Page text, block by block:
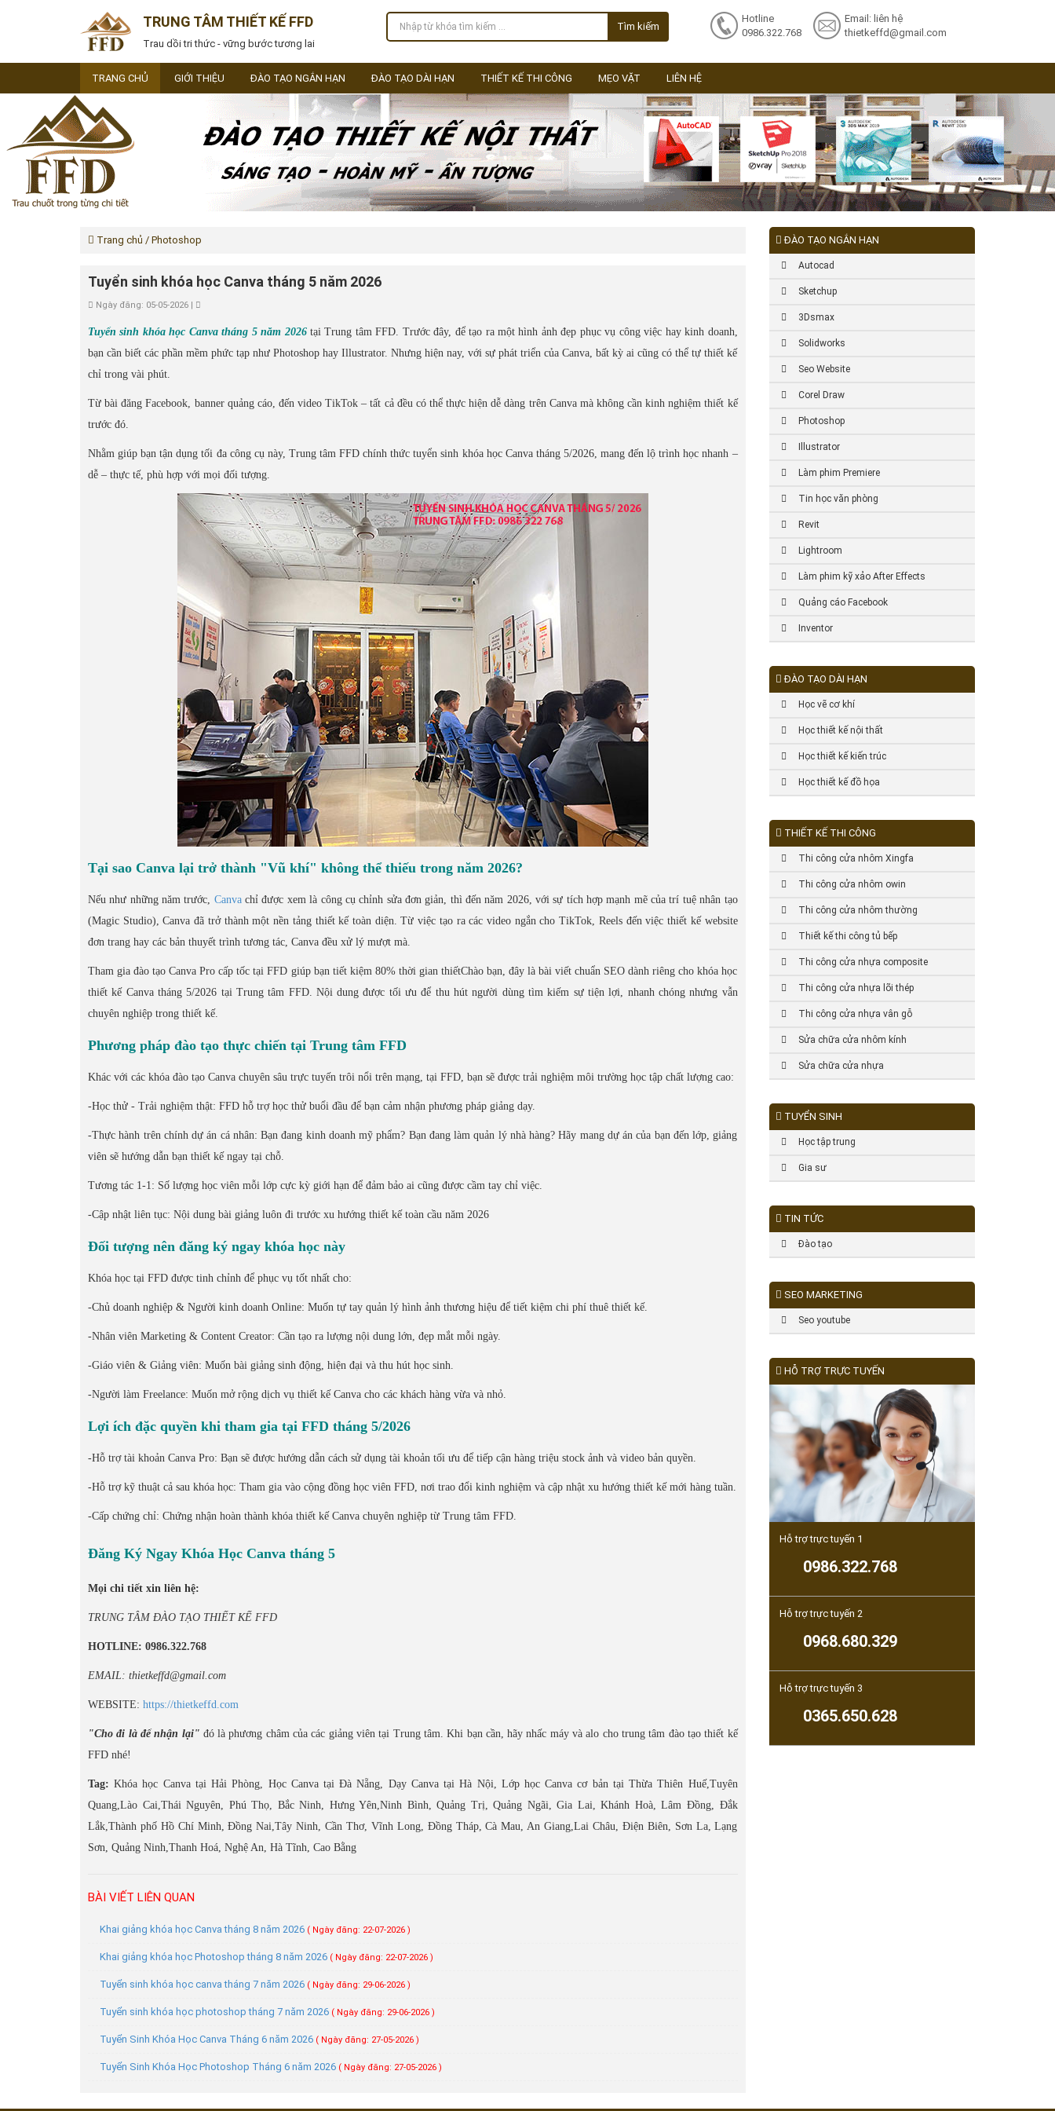
TRUNG TÂM THIẾT KẾ FFD
Trau dồi tri thức - vững bước tương lai
Tìm kiếm
Email: liên hệ
thietkeffd@gmail.com
Hotline
0986.322.768
TRANG CHỦ GIỚI THIỆU ĐÀO TẠO NGẮN HẠN ĐÀO TẠO DÀI HẠN THIẾT KẾ THI CÔNG MẸO VẶT LIÊN HỆ
Trang chủ / Photoshop
Tuyển sinh khóa học Canva tháng 5 năm 2026
Ngày đăng: 05-05-2026 |
Tuyển sinh khóa học Canva tháng 5 năm 2026tại Trung tâm FFD. Trước đây, để tạo ra một hình ảnh đẹp phục vụ công việc hay kinh doanh,
bạn cần biết các phần mềm phức tạp như Photoshop hay Illustrator. Nhưng hiện nay, với sự phát triển của Canva, bất kỳ ai cũng có thể tự thiết kế
chỉ trong vài phút.
Từ bài đăng Facebook, banner quảng cáo, đến video TikTok – tất cả đều có thể thực hiện dễ dàng trên Canva mà không cần kinh nghiệm thiết kế
trước đó.
Nhằm giúp bạn tận dụng tối đa công cụ này, Trung tâm FFD chính thức tuyển sinh khóa học Canva tháng 5/2026, mang đến lộ trình học nhanh –
dễ – thực tế, phù hợp với mọi đối tượng.
Tại sao Canva lại trở thành "Vũ khí" không thể thiếu trong năm 2026?
Nếu như những năm trước, Canvachỉ được xem là công cụ chỉnh sửa đơn giản, thì đến năm 2026, với sự tích hợp mạnh mẽ của trí tuệ nhân tạo
(Magic Studio), Canva đã trở thành một nền tảng thiết kế toàn diện. Từ việc tạo ra các video ngắn cho TikTok, Reels đến việc thiết kế website
đơn trang hay các bản thuyết trình tương tác, Canva đều xử lý mượt mà.
Tham gia đào tạo Canva Pro cấp tốc tại FFD giúp bạn tiết kiệm 80% thời gian thiếtChào bạn, đây là bài viết chuẩn SEO dành riêng cho khóa học
thiết kế Canva tháng 5/2026 tại Trung tâm FFD. Nội dung được tối ưu để thu hút người dùng tìm kiếm sự tiện lợi, nhanh chóng nhưng vẫn
chuyên nghiệp trong thiết kế.
Phương pháp đào tạo thực chiến tại Trung tâm FFD
Khác với các khóa đào tạo Canva chuyên sâu trực tuyến trôi nổi trên mạng, tại FFD, bạn sẽ được trải nghiệm môi trường học tập chất lượng cao:
-Học thử - Trải nghiệm thật: FFD hỗ trợ học thử buổi đầu để bạn cảm nhận phương pháp giảng dạy.
-Thực hành trên chính dự án cá nhân: Bạn đang kinh doanh mỹ phẩm? Bạn đang làm quản lý nhà hàng? Hãy mang dự án của bạn đến lớp, giảng
viên sẽ hướng dẫn bạn thiết kế ngay tại chỗ.
Tương tác 1-1: Số lượng học viên mỗi lớp cực kỳ giới hạn để đảm bảo ai cũng được cầm tay chỉ việc.
-Cập nhật liên tục: Nội dung bài giảng luôn đi trước xu hướng thiết kế toàn cầu năm 2026
Đối tượng nên đăng ký ngay khóa học này
Khóa học tại FFD được tinh chỉnh để phục vụ tốt nhất cho:
-Chủ doanh nghiệp & Người kinh doanh Online: Muốn tự tay quản lý hình ảnh thương hiệu để tiết kiệm chi phí thuê thiết kế.
-Nhân viên Marketing & Content Creator: Cần tạo ra lượng nội dung lớn, đẹp mắt mỗi ngày.
-Giáo viên & Giảng viên: Muốn bài giảng sinh động, hiện đại và thu hút học sinh.
-Người làm Freelance: Muốn mở rộng dịch vụ thiết kế Canva cho các khách hàng vừa và nhỏ.
Lợi ích đặc quyền khi tham gia tại FFD tháng 5/2026
-Hỗ trợ tài khoản Canva Pro: Bạn sẽ được hướng dẫn cách sử dụng tài khoản tối ưu để tiếp cận hàng triệu stock ảnh và video bản quyền.
-Hỗ trợ kỹ thuật cả sau khóa học: Tham gia vào cộng đồng học viên FFD, nơi trao đổi kinh nghiệm và cập nhật xu hướng thiết kế mới hàng tuần.
-Cấp chứng chỉ: Chứng nhận hoàn thành khóa thiết kế Canva chuyên nghiệp từ Trung tâm FFD.
Đăng Ký Ngay Khóa Học Canva tháng 5
Mọi chi tiết xin liên hệ:
TRUNG TÂM ĐÀO TẠO THIẾT KẾ FFD
HOTLINE: 0986.322.768
EMAIL: thietkeffd@gmail.com
WEBSITE: https://thietkeffd.com
"Cho đi là để nhận lại" đó là phương châm của các giảng viên tại Trung tâm. Khi bạn cần, hãy nhấc máy và alo cho trung tâm đào tạo thiết kế
FFD nhé!
Tag:Khóa học Canva tại Hải Phòng, Học Canva tại Đà Nẵng, Dạy Canva tại Hà Nội, Lớp học Canva cơ bản tại Thừa Thiên Huế,Tuyên
Quang,Lào Cai,Thái Nguyên, Phú Thọ, Bắc Ninh, Hưng Yên,Ninh Bình, Quảng Trị, Quảng Ngãi, Gia Lai, Khánh Hoà, Lâm Đồng, Đắk
Lắk,Thành phố Hồ Chí Minh, Đồng Nai,Tây Ninh, Cần Thơ, Vĩnh Long, Đồng Tháp, Cà Mau, An Giang,Lai Châu, Điện Biên, Sơn La, Lạng
Sơn, Quảng Ninh,Thanh Hoá, Nghệ An, Hà Tĩnh, Cao Bằng
BÀI VIẾT LIÊN QUAN
Khai giảng khóa học Canva tháng 8 năm 2026 ( Ngày đăng: 22-07-2026 )
Khai giảng khóa học Photoshop tháng 8 năm 2026 ( Ngày đăng: 22-07-2026 )
Tuyển sinh khóa học canva tháng 7 năm 2026 ( Ngày đăng: 29-06-2026 )
Tuyển sinh khóa học photoshop tháng 7 năm 2026 ( Ngày đăng: 29-06-2026 )
Tuyển Sinh Khóa Học Canva Tháng 6 năm 2026 ( Ngày đăng: 27-05-2026 )
Tuyển Sinh Khóa Học Photoshop Tháng 6 năm 2026 ( Ngày đăng: 27-05-2026 )
ĐÀO TẠO NGẮN HẠN
Autocad
Sketchup
3Dsmax
Solidworks
Seo Website
Corel Draw
Photoshop
Illustrator
Làm phim Premiere
Tin học văn phòng
Revit
Lightroom
Làm phim kỹ xảo After Effects
Quảng cáo Facebook
Inventor
ĐÀO TẠO DÀI HẠN
Học vẽ cơ khí
Học thiết kế nội thất
Học thiết kế kiến trúc
Học thiết kế đồ họa
THIẾT KẾ THI CÔNG
Thi công cửa nhôm Xingfa
Thi công cửa nhôm owin
Thi công cửa nhôm thường
Thiết kế thi công tủ bếp
Thi công cửa nhựa composite
Thi công cửa nhựa lõi thép
Thi công cửa nhựa vân gỗ
Sửa chữa cửa nhôm kính
Sửa chữa cửa nhựa
TUYỂN SINH
Học tập trung
Gia sư
TIN TỨC
Đào tạo
SEO MARKETING
Seo youtube
HỖ TRỢ TRỰC TUYẾN
Hỗ trợ trực tuyến 1
0986.322.768
Hỗ trợ trực tuyến 2
0968.680.329
Hỗ trợ trực tuyến 3
0365.650.628